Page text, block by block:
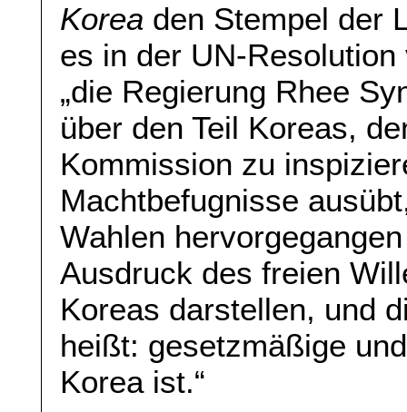
Korea den Stempel der
es in der UN-
„die Regierung Rhee
über den Teil Koreas,
Kommission zu
Machtbefugnisse
Wahlen
Ausdruck des freien
Koreas darstellen, und
heißt: gesetzmäßige
Korea ist.“